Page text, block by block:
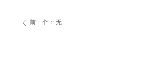
ꄴ 前一个： 无